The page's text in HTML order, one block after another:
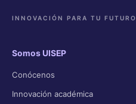
INNOVACIÓN PARA TU FUTURO
Somos UISEP
Conócenos
Innovación académica